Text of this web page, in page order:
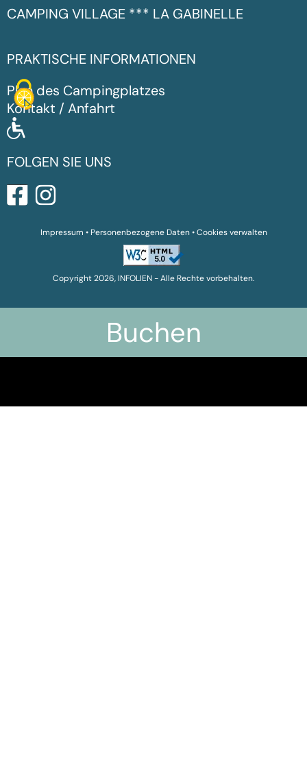
CAMPING VILLAGE *** LA GABINELLE
PRAKTISCHE INFORMATIONEN
Plan des Campingplatzes
Kontakt / Anfahrt
FOLGEN SIE UNS
Impressum • Personenbezogene Daten•Cookies verwalten
Copyright 2026, INFOLIEN - Alle Rechte vorbehalten.
Buchen